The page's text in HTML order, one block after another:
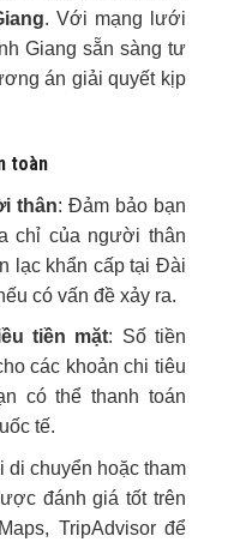
. Với mạng lưới
Giang sẵn sàng tư
án giải quyết kịp
toàn
thân: Đảm bảo bạn
chỉ của người thân
lạc khẩn cấp tại Đài
có vấn đề xảy ra.
tiền mặt: Số tiền
các khoản chi tiêu
có thể thanh toán
tế.
di chuyển hoặc tham
đánh giá tốt trên
TripAdvisor để